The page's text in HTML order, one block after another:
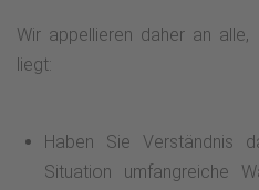
Wir appellieren daher an
liegt:
Haben Sie Verständnis
Situation umfangreiche